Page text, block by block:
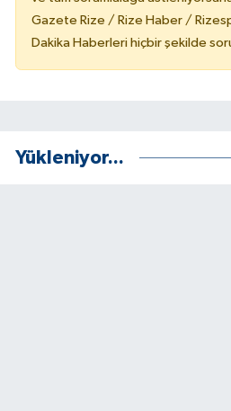
Gazete Rize / Rize Haber /
Dakika Haberleri hiçbir şekilde
Yükleniyor...